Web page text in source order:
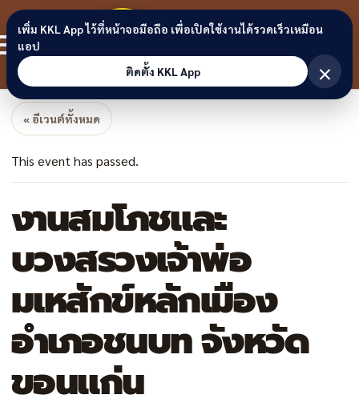
Skip to content
ขอนแก่น
ลิงก์
« อีเวนต์ทั้งหมด
This event has passed.
งานสมโภชและ
บวงสรวงเจ้าพ่อ
มเหสักข์หลักเมือง
อำเภอชนบท จังหวัด
ขอนแก่น
เพิ่ม KKL App ไว้ที่หน้าจอมือถือ เพื่อเปิดใช้งานได้รวดเร็วเหมือน
แอป
ติดตั้ง KKL App
×